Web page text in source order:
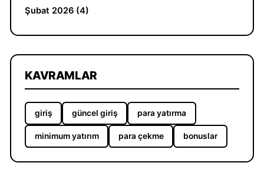
Şubat 2026 (4)
KAVRAMLAR
giriş güncel giriş para yatırma
minimum yatırım para çekme bonuslar